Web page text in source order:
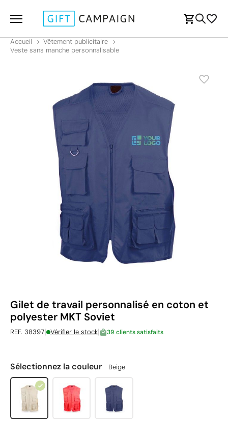
Accueil
Vêtement publicitaire
Veste sans manche personnalisable
Gilet de travail personnalisé en coton et
polyester MKT Soviet
REF. 38397| Vérifier le stock| 39 clients satisfaits
Sélectionnez la couleur Beige